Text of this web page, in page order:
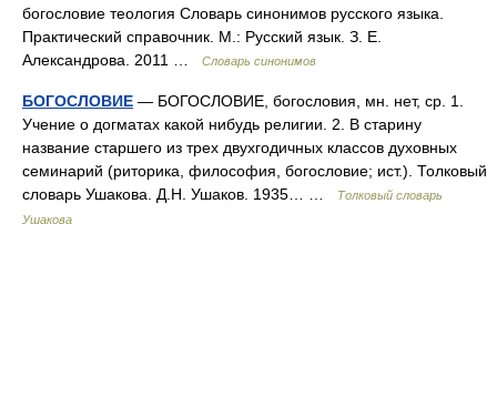
богословие теология Словарь синонимов русского языка.
Практический справочник. М.: Русский язык. З. Е.
Александрова. 2011 …
Словарь синонимов
БОГОСЛОВИЕ — БОГОСЛОВИЕ, богословия, мн. нет, ср. 1.
Учение о догматах какой нибудь религии. 2. В старину
название старшего из трех двухгодичных классов духовных
семинарий (риторика, философия, богословие; ист.). Толковый
словарь Ушакова. Д.Н. Ушаков. 1935… …
Толковый словарь
Ушакова